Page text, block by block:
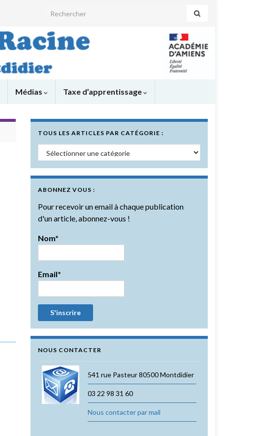
Search for:
Médias Taxe d’apprentissage
TOUS LES ARTICLES PAR CATÉGORIE :
Tous les articles par catégorie :
ABONNEZ VOUS :
Pour recevoir un email à chaque publication
d'un article, abonnez-vous !
Nom*
Email*
NOUS CONTACTER
541 rue Pasteur 80500 Montdidier
03 22 98 31 60
Nous contacter par mail